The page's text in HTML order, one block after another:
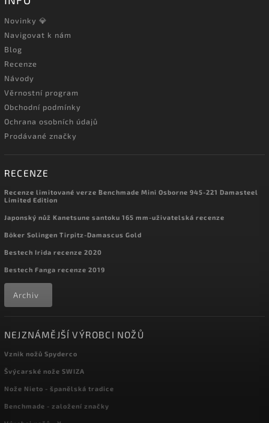
Novinky 💎
Navigovat k nám
Blog
Recenze
Návody
Věrnostní program
Obchodní podmínky
Ochrana osobních údajů
Prodávané značky
RECENZE
Recenze limitované verze Benchmade Mini Osborne 945-221 Damasteel
Limited Edition
Japonský nůž Kanetsune santoku 165 mm-uživatelská recenze
Böker Solingen Tirpitz-Damascus Gold
Bestech Irida recenze 2020
Bestech Fanga recenze 2019
Archiv
NEJZNÁMĚJŠÍ VÝROBCI NOŽŮ
Vznik nožů Spyderco
Švýcarské nože SWIZA
Nože Nieto - španělská tradice
Benchmade - založení značky